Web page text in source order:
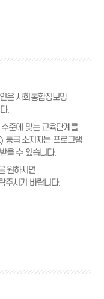
은 사회통합정보망
.
준에 맞는 교육단계를
등급 소지자는 프로그램
을 수 있습니다.
원하시면
주시기 바랍니다.